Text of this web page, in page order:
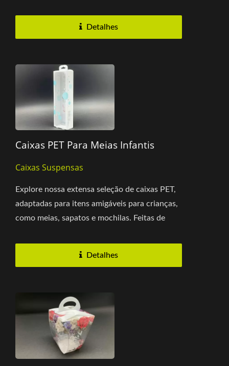
Detalhes
Caixas PET Para Meias Infantis
Caixas Suspensas
Explore nossa extensa seleção de caixas PET,
adaptadas para itens amigáveis para crianças,
como meias, sapatos e mochilas. Feitas de
Detalhes